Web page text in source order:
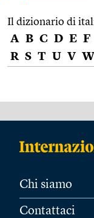
Il dizionario di
A B C D E F
R S T U V W
Chi siamo
Contattaci